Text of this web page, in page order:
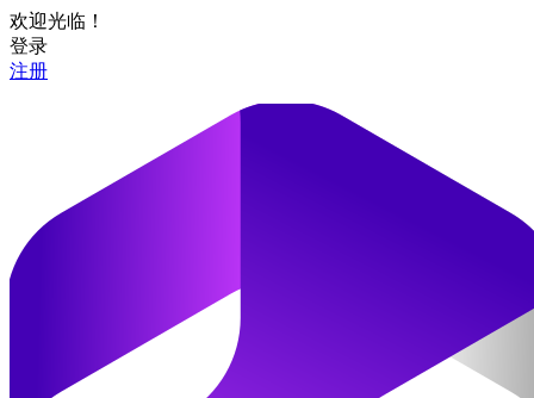
欢迎光临！
登录
注册